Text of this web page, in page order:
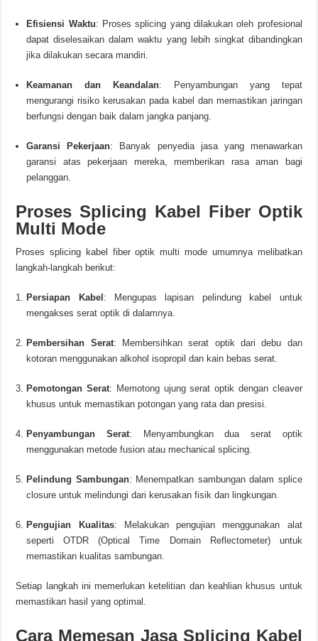
Efisiensi Waktu: Proses splicing yang dilakukan oleh profesional
dapat diselesaikan dalam waktu yang lebih singkat dibandingkan
jika dilakukan secara mandiri.
Keamanan dan Keandalan:
Penyambungan yang tepat
mengurangi risiko kerusakan pada kabel dan memastikan jaringan
berfungsi dengan baik dalam jangka panjang.
Garansi Pekerjaan:
Banyak penyedia jasa yang menawarkan
garansi atas pekerjaan mereka, memberikan rasa aman bagi
pelanggan.
Proses Splicing Kabel Fiber Optik
Multi Mode
Proses splicing kabel fiber optik multi mode umumnya melibatkan
langkah-langkah berikut:
Persiapan Kabel :
Mengupas lapisan pelindung kabel untuk
mengakses serat optik di dalamnya.
Pembersihan Serat:
Membersihkan serat optik dari debu dan
kotoran menggunakan alkohol isopropil dan kain bebas serat.
Pemotongan Serat: Memotong ujung serat optik dengan cleaver
khusus untuk memastikan potongan yang rata dan presisi.
Penyambungan Serat:
Menyambungkan dua serat optik
menggunakan metode fusion atau mechanical splicing.
Pelindung Sambungan: Menempatkan sambungan dalam splice
closure untuk melindungi dari kerusakan fisik dan lingkungan.
Pengujian Kualitas:
Melakukan pengujian menggunakan alat
seperti OTDR (Optical Time Domain Reflectometer) untuk
memastikan kualitas sambungan.
Setiap langkah ini memerlukan ketelitian dan keahlian khusus untuk
memastikan hasil yang optimal.
Cara Memesan Jasa Splicing Kabel